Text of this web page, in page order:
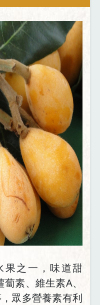
果之一，味道甜
素、維生素A、
眾多營養素有利